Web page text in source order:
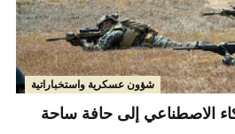
شؤون عسكرية واستخباراتية
الاصطناعي إلى حافة ساحة